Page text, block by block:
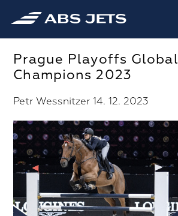
Prague Playoffs Global
Champions 2023
Petr Wessnitzer 14. 12. 2023